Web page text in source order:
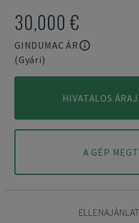
30,000 €
GINDUMAC ÁR
(Gyári)
HIVATALOS
A GÉP